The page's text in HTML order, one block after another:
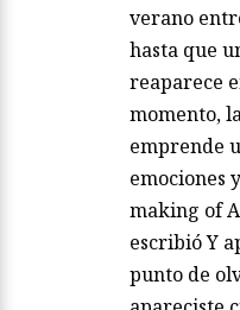
verano
hasta que
reaparece
momento,
emprende
emociones
making of
escribió Y
punto de